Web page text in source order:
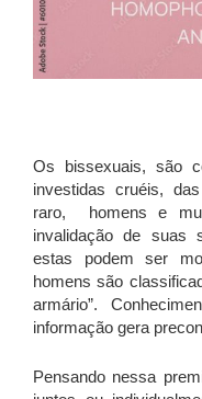
Os bissexuais, são
investidas cruéis,
raro, homens e
invalidação de suas
estas podem ser
homens são
armário”.
informação gera
Pensando nessa